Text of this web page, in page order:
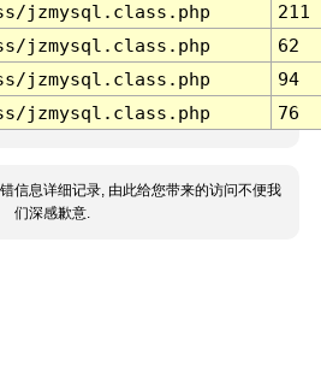
jzmysql.class.php
211
jzmysql.class.php
62
jzmysql.class.php
94
jzmysql.class.php 76
信息详细记录, 由此给您带来的访问不便我
们深感歉意.